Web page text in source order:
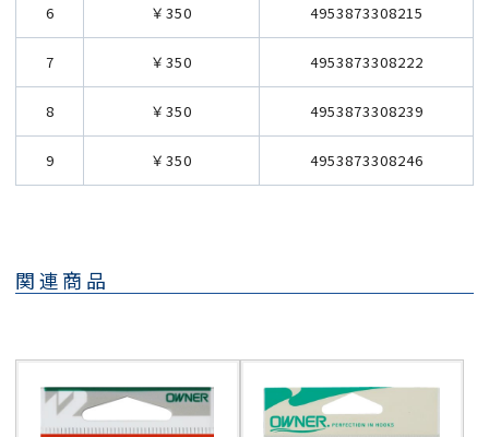
6 ￥350 4953873308215
7 ￥350 4953873308222
8 ￥350 4953873308239
9 ￥350 4953873308246
関連商品